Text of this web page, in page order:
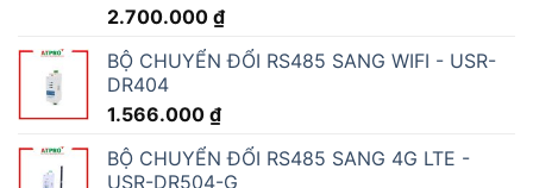
2.700.000 ₫
BỘ CHUYỂN ĐỔI RS485 SANG WIFI - USR-
DR404
1.566.000 ₫
BỘ CHUYỂN ĐỔI RS485 SANG 4G LTE -
USR-DR504-G